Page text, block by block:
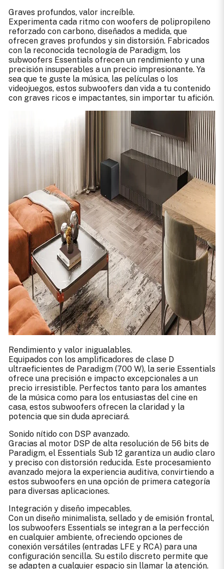
Graves profundos, valor increíble.
Experimenta cada ritmo con woofers de polipropileno
reforzado con carbono, diseñados a medida, que
ofrecen graves profundos y sin distorsión. Fabricados
con la reconocida tecnología de Paradigm, los
subwoofers Essentials ofrecen un rendimiento y una
precisión insuperables a un precio impresionante. Ya
sea que te guste la música, las películas o los
videojuegos, estos subwoofers dan vida a tu contenido
con graves ricos e impactantes, sin importar tu afición.
Rendimiento y valor inigualables.
Equipados con los amplificadores de clase D
ultraeficientes de Paradigm (700 W), la serie Essentials
ofrece una precisión e impacto excepcionales a un
precio irresistible. Perfectos tanto para los amantes
de la música como para los entusiastas del cine en
casa, estos subwoofers ofrecen la claridad y la
potencia que sin duda apreciará.
Sonido nítido con DSP avanzado.
Gracias al motor DSP de alta resolución de 56 bits de
Paradigm, el Essentials Sub 12 garantiza un audio claro
y preciso con distorsión reducida. Este procesamiento
avanzado mejora la experiencia auditiva, convirtiendo a
estos subwoofers en una opción de primera categoría
para diversas aplicaciones.
Integración y diseño impecables.
Con un diseño minimalista, sellado y de emisión frontal,
los subwoofers Essentials se integran a la perfección
en cualquier ambiente, ofreciendo opciones de
conexión versátiles (entradas LFE y RCA) para una
configuración sencilla. Su estilo discreto permite que
se adapten a cualquier espacio sin llamar la atención.